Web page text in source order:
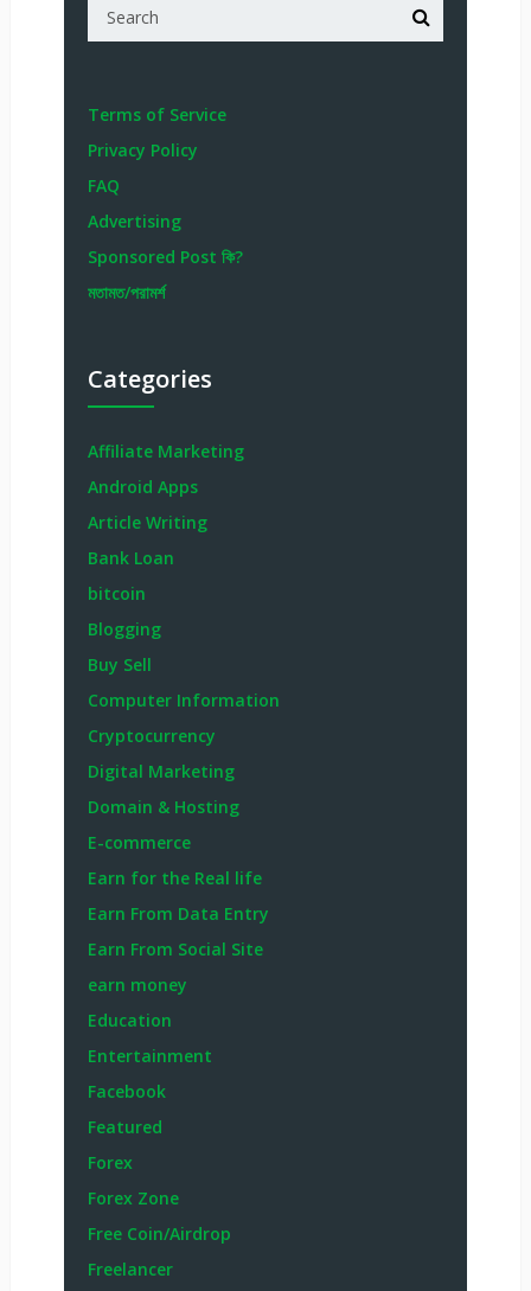
Terms of Service
Privacy Policy
FAQ
Advertising
Sponsored Post কি?
মতামত/পরামর্শ
Categories
Affiliate Marketing
Android Apps
Article Writing
Bank Loan
bitcoin
Blogging
Buy Sell
Computer Information
Cryptocurrency
Digital Marketing
Domain & Hosting
E-commerce
Earn for the Real life
Earn From Data Entry
Earn From Social Site
earn money
Education
Entertainment
Facebook
Featured
Forex
Forex Zone
Free Coin/Airdrop
Freelancer